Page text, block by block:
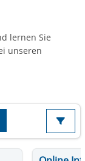
lernen Sie
unseren
vom